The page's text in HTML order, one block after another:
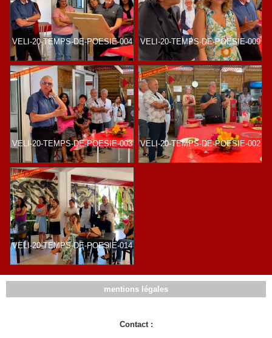
VELI-20-TEMPS-DE-POESIE-004 VELI-20-TEMPS-DE-POESIE-009
VELI-20-TEMPS-DE-POESIE-003 VELI-20-TEMPS-DE-POESIE-002
VELI-20-TEMPS-DE-POESIE-014
mentions légales
Contact :